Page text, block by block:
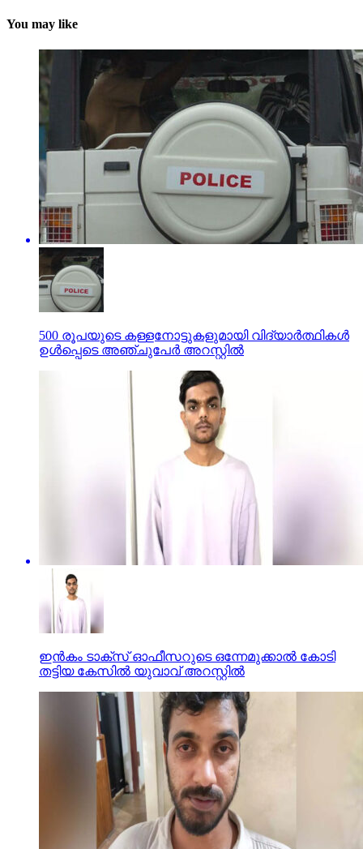
You may like
500 രൂപയുടെ കള്ളനോട്ടുകളുമായി വിദ്യാര്‍ത്ഥികള്‍
ഉള്‍പ്പെടെ അഞ്ചുപേര്‍ അറസ്റ്റില്‍
ഇന്‍കം ടാക്സ് ഓഫീസറുടെ ഒന്നേമുക്കാല്‍ കോടി
തട്ടിയ കേസില്‍ യുവാവ് അറസ്റ്റില്‍